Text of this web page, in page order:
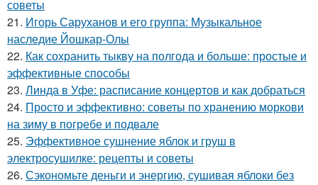
советы
21. Игорь Саруханов и его группа: Музыкальное
наследие Йошкар-Олы
22. Как сохранить тыкву на полгода и больше: простые и
эффективные способы
23. Линда в Уфе: расписание концертов и как добраться
24. Просто и эффективно: советы по хранению моркови
на зиму в погребе и подвале
25. Эффективное сушнение яблок и груш в
электросушилке: рецепты и советы
26. Сэкономьте деньги и энергию, сушивая яблоки без